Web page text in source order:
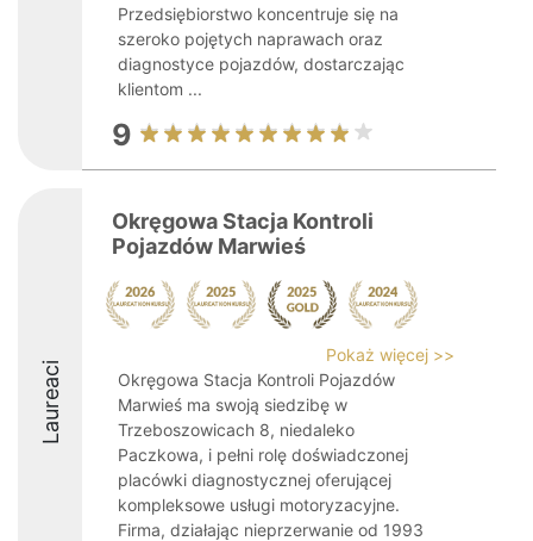
Przedsiębiorstwo koncentruje się na
szeroko pojętych naprawach oraz
diagnostyce pojazdów, dostarczając
klientom ...
9
Laureaci
Okręgowa Stacja Kontroli
Pojazdów Marwieś
Pokaż więcej >>
Okręgowa Stacja Kontroli Pojazdów
Marwieś ma swoją siedzibę w
Trzeboszowicach 8, niedaleko
Paczkowa, i pełni rolę doświadczonej
placówki diagnostycznej oferującej
kompleksowe usługi motoryzacyjne.
Firma, działając nieprzerwanie od 1993